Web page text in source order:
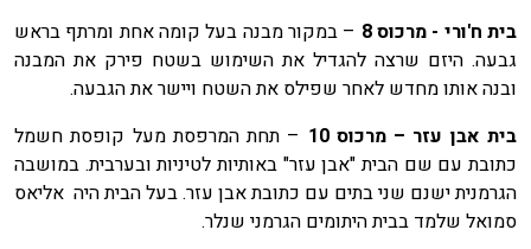
בית ח'ורי - מרכוס 8
– במקור מבנה בעל קומה אחת ומרתף בראש
גבעה. היזם שרצה להגדיל את השימוש בשטח פירק את המבנה
ובנה אותו מחדש לאחר שפילס את השטח ויישר את הגבעה.
בית אבן עזר – מרכוס 10
– תחת המרפסת מעל קופסת חשמל
כתובת עם שם הבית "אבן עזר" באותיות לטיניות ובערבית. במושבה
הגרמנית ישנם שני בתים עם כתובת אבן עזר. בעל הבית היה אליאס
סמואל שלמד בבית היתומים הגרמני שנלר.